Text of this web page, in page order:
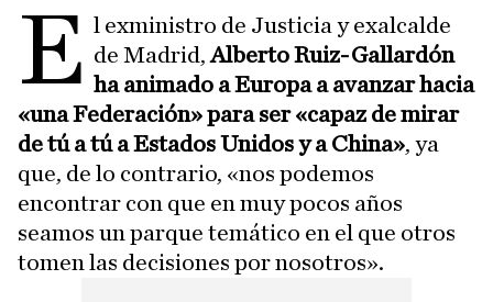
E l exministro de Justicia y exalcalde
de Madrid,Alberto Ruiz-Gallardón
ha animado a Europa a avanzar hacia
«una Federación» para ser «capaz de mirar
de tú a tú a Estados Unidos y a China», ya
que, de lo contrario, «nos podemos
encontrar con que en muy pocos años
seamos un parque temático en el que otros
tomen las decisiones por nosotros».